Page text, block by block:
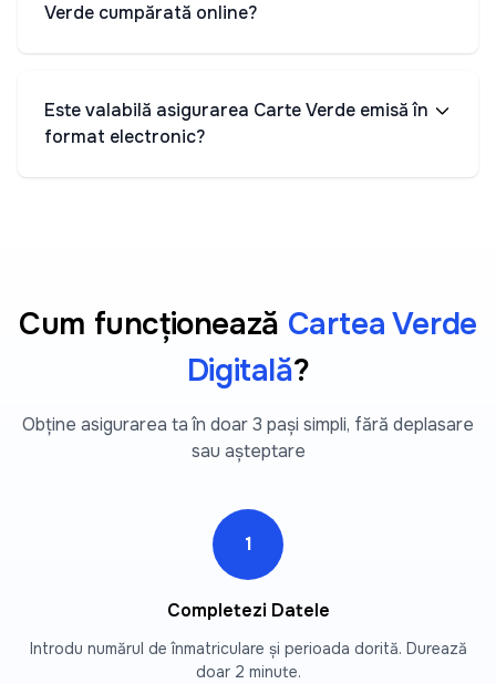
Verde cumpărată online?
Este valabilă asigurarea Carte Verde emisă în
format electronic?
Cum funcționează Cartea Verde
Digitală?
Obține asigurarea ta în doar 3 pași simpli, fără deplasare
sau așteptare
1
Completezi Datele
Introdu numărul de înmatriculare și perioada dorită. Durează
doar 2 minute.